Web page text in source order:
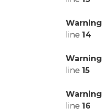
Warning
line 14
Warning
line 15
Warning
line 16